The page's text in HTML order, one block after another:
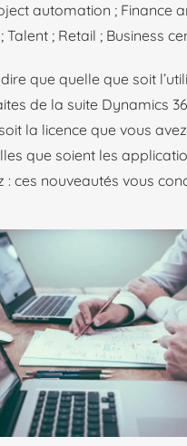
automation ; Finance
; Retail ; Business
que quelle que soit
de la suite Dynamics
la licence que vous
que soient les
: ces nouveautés vous